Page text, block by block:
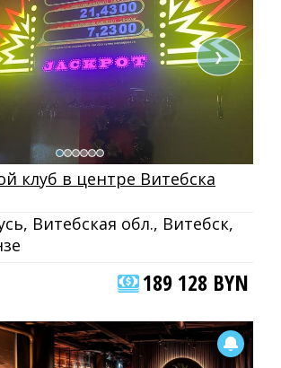
❯
клуб в центре Витебска
Витебская обл., Витебск,
189 128 BYN